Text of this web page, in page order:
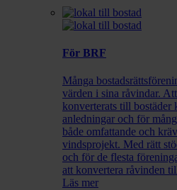
För BRF
Många
värden i sina råvindar.
konverterats till bostäder
anledningar och för
både omfattande och
vindsprojekt. Med rätt
och för de flesta
att konvertera råvinden
Läs mer